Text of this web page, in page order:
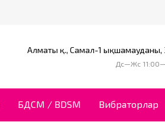
Алматы қ., Самал-1 ықшамауданы,
Дс—Жс
БДСМ / BDSM Вибраторлар